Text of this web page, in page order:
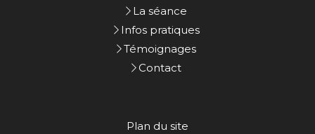
La séance
Infos pratiques
Témoignages
Contact
Plan du site